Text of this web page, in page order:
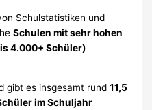
Schulstatistiken und
Schulen mit sehr hohen
4.000+ Schüler)
gibt es insgesamt rund11,5
im Schuljahr